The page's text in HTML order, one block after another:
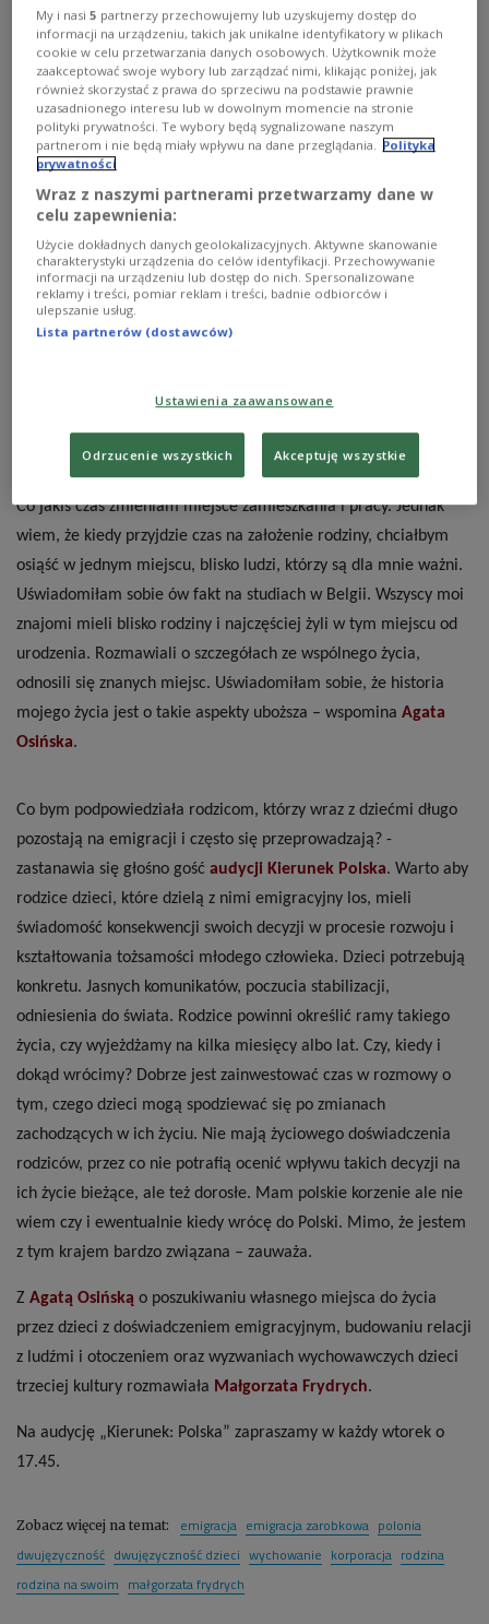
Z Agatą Osińską o poszukiwaniu własnego miejsca do życia przez dzieci
z doświadczeniem emigracyjnym, budowaniu relacji z ludźmi i
otoczeniem oraz wyzwaniach wychowawczych dzieci trzeciej kultury
rozmawiała Małgorzata Frydrych.
Muszę przyznać, że kontynuuję emigracyjny styl życia rodziców.
Co jakiś czas zmieniam miejsce zamieszkania i pracy. Jednak
wiem, że kiedy przyjdzie czas na założenie rodziny, chciałbym
osiąść w jednym miejscu, blisko ludzi, którzy są dla mnie ważni.
Uświadomiłam sobie ów fakt na studiach w Belgii. Wszyscy moi
znajomi mieli blisko rodziny i najczęściej żyli w tym miejscu od
urodzenia. Rozmawiali o szczegółach ze wspólnego życia,
odnosili się znanych miejsc. Uświadomiłam sobie, że historia
mojego życia jest o takie aspekty uboższa – wspomina Agata
Osińska.
Co bym podpowiedziała rodzicom, którzy wraz z dziećmi długo
pozostają na emigracji i często się przeprowadzają? -
zastanawia się głośno gość audycji Kierunek Polska. Warto aby
rodzice dzieci, które dzielą z nimi emigracyjny los, mieli
świadomość konsekwencji swoich decyzji w procesie rozwoju i
kształtowania tożsamości młodego człowieka. Dzieci potrzebują
konkretu. Jasnych komunikatów, poczucia stabilizacji,
odniesienia do świata. Rodzice powinni określić ramy takiego
życia, czy wyjeżdżamy na kilka miesięcy albo lat. Czy, kiedy i
dokąd wrócimy? Dobrze jest zainwestować czas w rozmowy o
tym, czego dzieci mogą spodziewać się po zmianach
zachodzących w ich życiu. Nie mają życiowego doświadczenia
rodziców, przez co nie potrafią ocenić wpływu takich decyzji na
ich życie bieżące, ale też dorosłe. Mam polskie korzenie ale nie
wiem czy i ewentualnie kiedy wrócę do Polski. Mimo, że jestem
z tym krajem bardzo związana – zauważa.
Z Agatą Osińską o poszukiwaniu własnego miejsca do życia
przez dzieci z doświadczeniem emigracyjnym, budowaniu relacji
z ludźmi i otoczeniem oraz wyzwaniach wychowawczych dzieci
trzeciej kultury rozmawiała Małgorzata Frydrych.
Na audycję „Kierunek: Polska” zapraszamy w każdy wtorek o
17.45.
Zobacz więcej na temat: emigracja emigracja zarobkowa polonia
dwujęzyczność dwujęzyczność dzieci wychowanie korporacja rodzina
rodzina na swoim małgorzata frydrych
My i nasi5 partnerzy przechowujemy lub uzyskujemy dostęp do
informacji na urządzeniu, takich jak unikalne identyfikatory w plikach
cookie w celu przetwarzania danych osobowych. Użytkownik może
zaakceptować swoje wybory lub zarządzać nimi, klikając poniżej, jak
również skorzystać z prawa do sprzeciwu na podstawie prawnie
uzasadnionego interesu lub w dowolnym momencie na stronie
polityki prywatności. Te wybory będą sygnalizowane naszym
partnerom i nie będą miały wpływu na dane przeglądania.
Polityka
prywatności
Wraz z naszymi partnerami przetwarzamy dane w
celu zapewnienia:
Użycie dokładnych danych geolokalizacyjnych. Aktywne skanowanie
charakterystyki urządzenia do celów identyfikacji. Przechowywanie
informacji na urządzeniu lub dostęp do nich. Spersonalizowane
reklamy i treści, pomiar reklam i treści, badnie odbiorców i
ulepszanie usług.
Lista partnerów (dostawców)
Ustawienia zaawansowane
Odrzucenie wszystkich Akceptuję wszystkie